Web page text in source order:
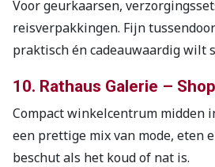
Voor geurkaarsen,
reisverpakkingen. Fijn
praktisch én cadeauwaardig wilt
10. Rathaus Galerie –
Compact winkelcentrum midden
een prettige mix van mode, eten
beschut als het koud of nat is.